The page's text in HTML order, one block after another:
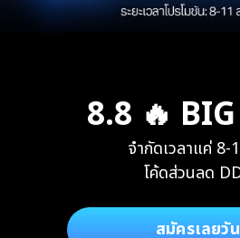
8.8 🔥
จำกัดเวลาแค่ 8-
โค้ดส่วนลด
สมัครเลยวั